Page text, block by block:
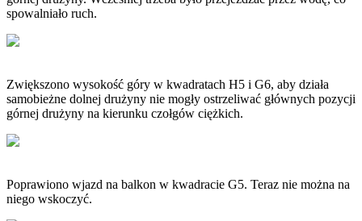
spowalniało ruch.
Zwiększono wysokość góry w kwadratach H5 i G6, aby działa
samobieżne dolnej drużyny nie mogły ostrzeliwać głównych pozycji
górnej drużyny na kierunku czołgów ciężkich.
Poprawiono wjazd na balkon w kwadracie G5. Teraz nie można na
niego wskoczyć.